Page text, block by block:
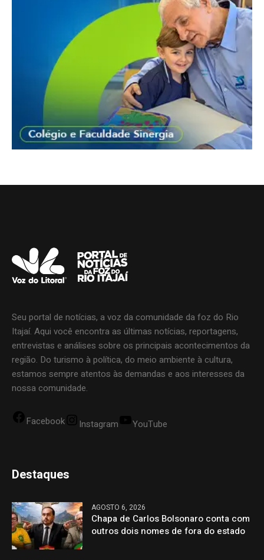
Seu portal de notícias, a voz da comunidade da foz do Rio
Itajaí. Aqui você encontra as últimas notícias, reportagens,
entrevistas e análises sobre os principais acontecimentos da
região. Do turismo à política, do meio ambiente à cultura,
estamos sempre atentos às demandas e aos interesses da
nossa comunidade.
Facebook Instagram YouTube
Destaques
AGOSTO 6, 2026
Chapa de Carlos Bolsonaro conta com
outros dois nomes de fora do estado